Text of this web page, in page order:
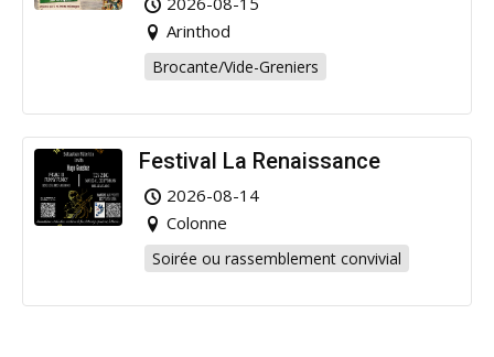
Arinthod
Brocante/Vide-Greniers
Festival La Renaissance
2026-08-14
Colonne
Soirée ou rassemblement convivial